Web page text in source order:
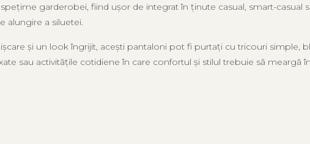
garderobei, fiind ușor de integrat în ținute casual, smart-
alungire a siluetei.
și un look îngrijit, acești pantaloni pot fi purtați cu tricouri simple,
sau activitățile cotidiene în care confortul și stilul trebuie să meargă